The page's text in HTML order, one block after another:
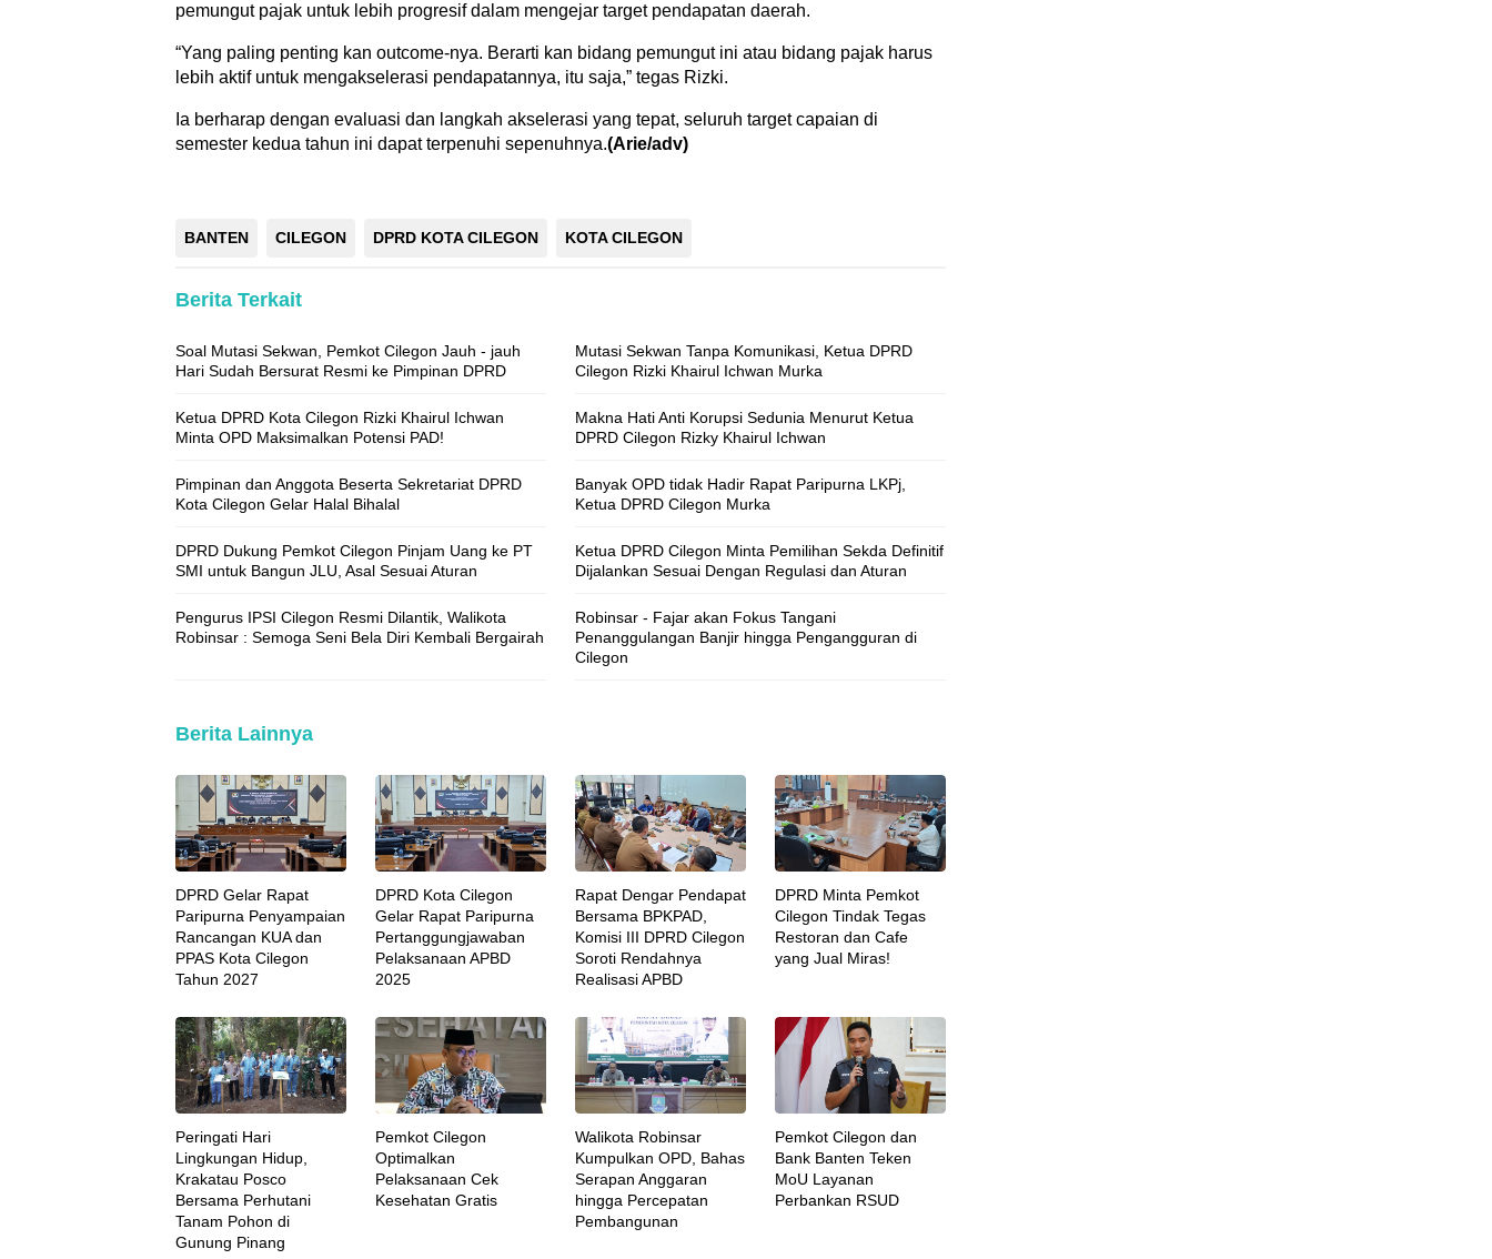
pemungut pajak untuk lebih progresif dalam mengejar target pendapatan daerah.
“Yang paling penting kan outcome-nya. Berarti kan bidang pemungut ini atau bidang pajak harus
lebih aktif untuk mengakselerasi pendapatannya, itu saja,” tegas Rizki.
Ia berharap dengan evaluasi dan langkah akselerasi yang tepat, seluruh target capaian di
semester kedua tahun ini dapat terpenuhi sepenuhnya.(Arie/adv)
BANTEN CILEGON DPRD KOTA CILEGON KOTA CILEGON
Berita Terkait
Soal Mutasi Sekwan, Pemkot Cilegon Jauh - jauh
Hari Sudah Bersurat Resmi ke Pimpinan DPRD
Mutasi Sekwan Tanpa Komunikasi, Ketua DPRD
Cilegon Rizki Khairul Ichwan Murka
Ketua DPRD Kota Cilegon Rizki Khairul Ichwan
Minta OPD Maksimalkan Potensi PAD!
Makna Hati Anti Korupsi Sedunia Menurut Ketua
DPRD Cilegon Rizky Khairul Ichwan
Pimpinan dan Anggota Beserta Sekretariat DPRD
Kota Cilegon Gelar Halal Bihalal
Banyak OPD tidak Hadir Rapat Paripurna LKPj,
Ketua DPRD Cilegon Murka
DPRD Dukung Pemkot Cilegon Pinjam Uang ke PT
SMI untuk Bangun JLU, Asal Sesuai Aturan
Ketua DPRD Cilegon Minta Pemilihan Sekda Definitif
Dijalankan Sesuai Dengan Regulasi dan Aturan
Pengurus IPSI Cilegon Resmi Dilantik, Walikota
Robinsar : Semoga Seni Bela Diri Kembali Bergairah
Robinsar - Fajar akan Fokus Tangani
Penanggulangan Banjir hingga Pengangguran di
Cilegon
Berita Lainnya
DPRD Gelar Rapat
Paripurna Penyampaian
Rancangan KUA dan
PPAS Kota Cilegon
Tahun 2027
DPRD Kota Cilegon
Gelar Rapat Paripurna
Pertanggungjawaban
Pelaksanaan APBD
2025
Rapat Dengar Pendapat
Bersama BPKPAD,
Komisi III DPRD Cilegon
Soroti Rendahnya
Realisasi APBD
DPRD Minta Pemkot
Cilegon Tindak Tegas
Restoran dan Cafe
yang Jual Miras!
Peringati Hari
Lingkungan Hidup,
Krakatau Posco
Bersama Perhutani
Tanam Pohon di
Gunung Pinang
Pemkot Cilegon
Optimalkan
Pelaksanaan Cek
Kesehatan Gratis
Walikota Robinsar
Kumpulkan OPD, Bahas
Serapan Anggaran
hingga Percepatan
Pembangunan
Pemkot Cilegon dan
Bank Banten Teken
MoU Layanan
Perbankan RSUD